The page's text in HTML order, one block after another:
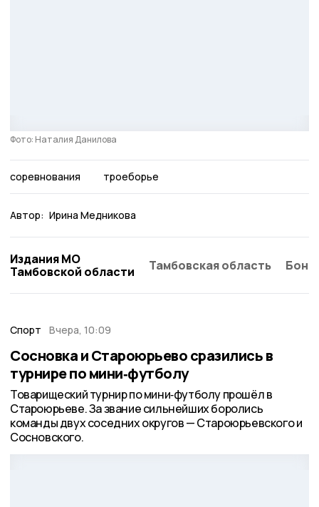
Фото: Наталия Данилова
соревнования троеборье
Автор: Ирина Медникова
Издания МО
Тамбовской области
Тамбовская область
Спорт Вчера, 10:09
Сосновка и Староюрьево сразились в
турнире по мини‑футболу
Товарищеский турнир по мини‑футболу прошёл в
Староюрьеве. За звание сильнейших боролись
команды двух соседних округов — Староюрьевского и
Сосновского.